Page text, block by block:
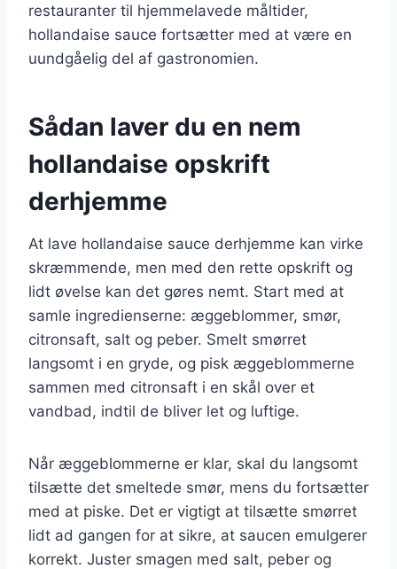
restauranter til hjemmelavede måltider,
hollandaise sauce fortsætter med at være en
uundgåelig del af gastronomien.
Sådan laver du en nem
hollandaise opskrift
derhjemme
At lave hollandaise sauce derhjemme kan virke
skræmmende, men med den rette opskrift og
lidt øvelse kan det gøres nemt. Start med at
samle ingredienserne: æggeblommer, smør,
citronsaft, salt og peber. Smelt smørret
langsomt i en gryde, og pisk æggeblommerne
sammen med citronsaft i en skål over et
vandbad, indtil de bliver let og luftige.
Når æggeblommerne er klar, skal du langsomt
tilsætte det smeltede smør, mens du fortsætter
med at piske. Det er vigtigt at tilsætte smørret
lidt ad gangen for at sikre, at saucen emulgerer
korrekt. Juster smagen med salt, peber og